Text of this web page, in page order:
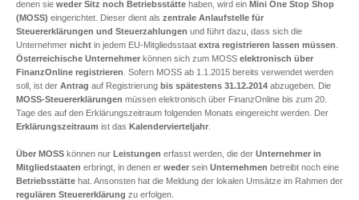
denen sie weder Sitz noch Betriebsstätte haben, wird ein Mini One Stop Shop
(MOSS) eingerichtet. Dieser dient als zentrale Anlaufstelle für
Steuererklärungen und Steuerzahlungen und führt dazu, dass sich die
Unternehmer nicht in jedem EU-Mitgliedsstaat extra registrieren lassen müssen
Österreichische Unternehmer können sich zum MOSS elektronisch über
FinanzOnline registrieren . Sofern MOSS ab 1.1.2015 bereits verwendet werden
soll, ist der Antrag auf Registrierung bis spätestens 31.12.2014 abzugeben. Die
MOSS-Steuererklärungen müssen elektronisch über FinanzOnline bis zum 20.
Tage des auf den Erklärungszeitraum folgenden Monats eingereicht werden. Der
Erklärungszeitraum ist das Kalendervierteljahr
Über MOSS können nur Leistungen erfasst werden, die der Unternehmer in
Mitgliedstaaten erbringt, in denen er weder sein Unternehmen betreibt noch eine
Betriebsstätte hat. Ansonsten hat die Meldung der lokalen Umsätze im Rahmen der
regulären Steuererklärung zu erfolgen.